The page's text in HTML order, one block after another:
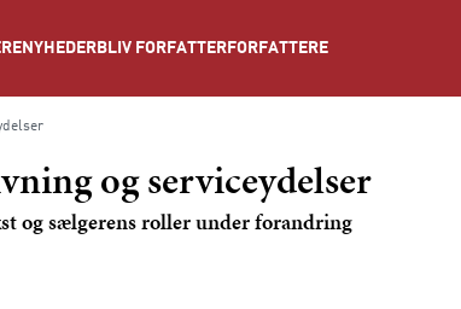
NYHEDER BLIV FORFATTER FORFATTERE
og serviceydelser
og sælgerens roller under forandring